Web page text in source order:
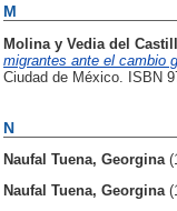
M
Molina y Vedia del
migrantes ante el cambio
Ciudad de México. ISBN
N
Naufal Tuena, Georgina
Naufal Tuena, Georgina